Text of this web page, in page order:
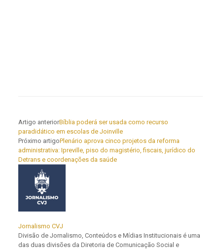
Artigo anteriorBíblia poderá ser usada como recurso
paradidático em escolas de Joinville
Próximo artigoPlenário aprova cinco projetos da reforma
administrativa: Ipreville, piso do magistério, fiscais, jurídico do
Detrans e coordenações da saúde
Jornalismo CVJ
Divisão de Jornalismo, Conteúdos e Mídias Institucionais é uma
das duas divisões da Diretoria de Comunicação Social e